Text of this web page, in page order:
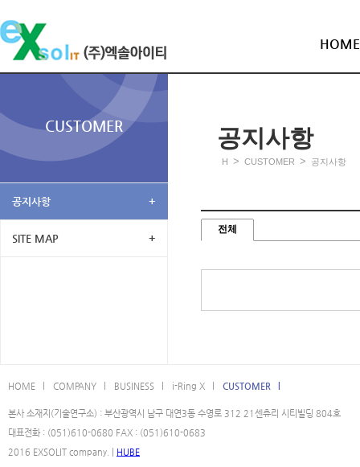
HOME
CUSTOMER
공지사항 +
SITE MAP +
공지사항
H > CUSTOMER > 공지사항
전체
HOME l COMPANY l BUSINESS l i-Ring X l CUSTOMER l
본사 소재지(기술연구소) : 부산광역시 남구 대연3동 수영로 312 21센츄리 시티빌딩 804호
대표전화 : (051)610-0680 FAX : (051)610-0683
2016 EXSOLIT company. | HUBE